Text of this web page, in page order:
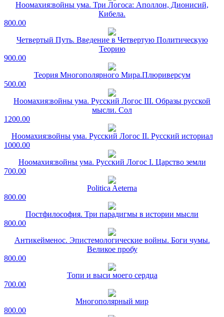
Ноомахия:войны ума. Три Логоса: Аполлон, Дионисий,
Кибела.
800.00
Четвертый Путь. Введение в Четвертую Политическую
Теорию
900.00
Теория Многополярного Мира.Плюриверсум
500.00
Ноомахия:войны ума. Русский Логос III. Образы русской
мысли. Сол
1200.00
Ноомахия:войны ума. Русский Логос II. Русский историал
1000.00
Ноомахия:войны ума. Русский Логос I. Царство земли
700.00
Politica Aeterna
800.00
Постфилософия. Три парадигмы в истории мысли
800.00
Антикейменос. Эпистемологические войны. Боги чумы.
Великое пробу
800.00
Топи и выси моего сердца
700.00
Многополярный мир
800.00